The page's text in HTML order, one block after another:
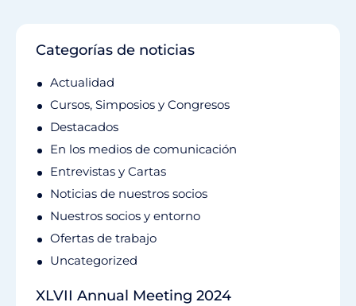
Categorías de noticias
Actualidad
Cursos, Simposios y Congresos
Destacados
En los medios de comunicación
Entrevistas y Cartas
Noticias de nuestros socios
Nuestros socios y entorno
Ofertas de trabajo
Uncategorized
XLVII Annual Meeting 2024